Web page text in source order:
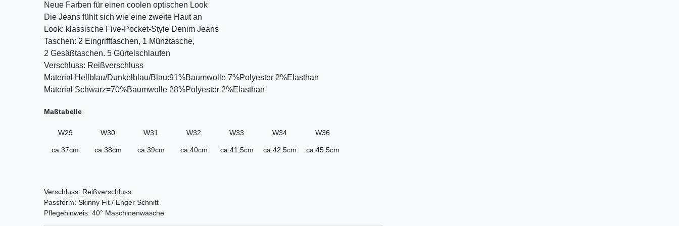
Neue Farben für einen coolen optischen Look
Die Jeans fühlt sich wie eine zweite Haut an
Look: klassische Five-Pocket-Style Denim Jeans
Taschen: 2 Eingrifftaschen, 1 Münztasche,
2 Gesäßtaschen. 5 Gürtelschlaufen
Verschluss: Reißverschluss
Material Hellblau/Dunkelblau/Blau:91%Baumwolle 7%Polyester 2%Elasthan
Material Schwarz=70%Baumwolle 28%Polyester 2%Elasthan
Maßtabelle
W29 W30 W31 W32 W33 W34 W36
ca.37cm ca.38cm ca.39cm ca.40cm ca.41,5cm ca.42,5cm ca.45,5cm
Verschluss: Reißverschluss
Passform: Skinny Fit / Enger Schnitt
Pflegehinweis: 40° Maschinenwäsche